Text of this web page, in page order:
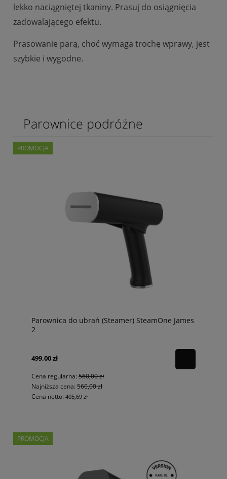
lekko naciągniętej tkaniny. Prasuj do osiągnięcia
zadowalającego efektu.
Prasowanie parą, choć wymaga trochę wprawy, jest
szybkie i wygodne.
Parownice podróżne
Parownica do ubrań (Steamer) SteamOne James
2
499,00 zł
Cena regularna: 560,00 zł
Najniższa cena: 560,00 zł
Cena netto: 405,69 zł
PROMOCJA
PROMOCJA